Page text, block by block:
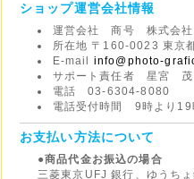
ショップ運営会社情報
運営会社 商号 株式会社
所在地 〒160-0023 東京
E-mail info@photo-
サポート責任者 星宮 茂
電話 03-6304-8080
電話受付時間 9時より19
お支払い方法について
●商品代金お振込の場合
三菱東京UFJ 銀行、ゆうち